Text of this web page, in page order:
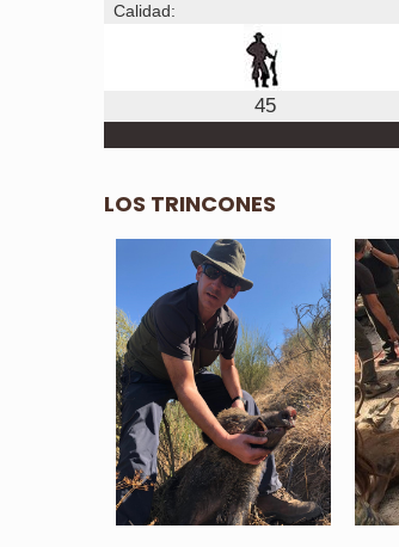
Calidad:
45
LOS TRINCONES